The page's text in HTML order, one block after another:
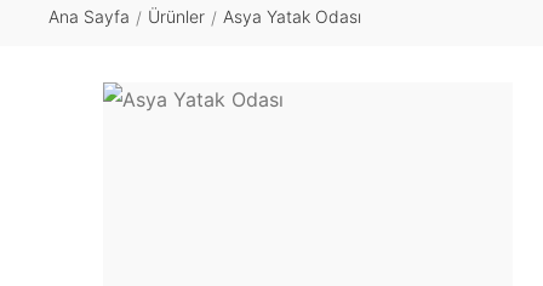
Ana Sayfa / Ürünler / Asya Yatak Odası